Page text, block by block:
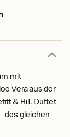
mit
Vera aus der
& Hill. Duftet
des gleichen